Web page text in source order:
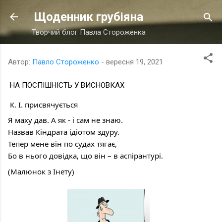
Перейти до основного вмісту
Щоденник грубіяна
Творчий блог Павла Стороженка
Автор: Павло Стороженко - вересня 19, 2021
НА ПОСПІШНІСТЬ У ВИСНОВКАХ
К. І. присвячується
Я маху дав. А як - і сам не знаю.
Назвав Кіндрата ідіотом здуру.
Тепер мене він по судах тягає,
Бо в нього довідка, що він – в аспірантурі.
(Малюнок з Інету)